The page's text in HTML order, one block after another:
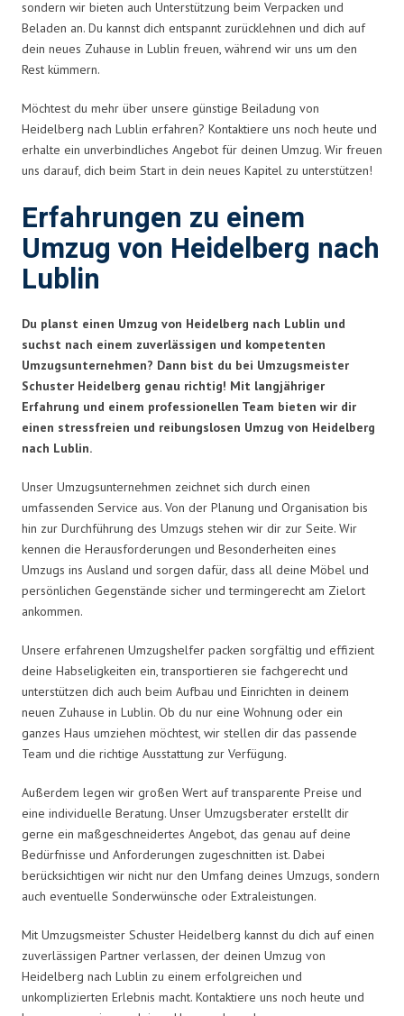
sondern wir bieten auch Unterstützung beim Verpacken und
Beladen an. Du kannst dich entspannt zurücklehnen und dich auf
dein neues Zuhause in Lublin freuen, während wir uns um den
Rest kümmern.
Möchtest du mehr über unsere günstige Beiladung von
Heidelberg nach Lublin erfahren? Kontaktiere uns noch heute und
erhalte ein unverbindliches Angebot für deinen Umzug. Wir freuen
uns darauf, dich beim Start in dein neues Kapitel zu unterstützen!
Erfahrungen zu einem
Umzug von Heidelberg nach
Lublin
Du planst einen Umzug von Heidelberg nach Lublin und
suchst nach einem zuverlässigen und kompetenten
Umzugsunternehmen? Dann bist du bei Umzugsmeister
Schuster Heidelberg genau richtig! Mit langjähriger
Erfahrung und einem professionellen Team bieten wir dir
einen stressfreien und reibungslosen Umzug von Heidelberg
nach Lublin.
Unser Umzugsunternehmen zeichnet sich durch einen
umfassenden Service aus. Von der Planung und Organisation bis
hin zur Durchführung des Umzugs stehen wir dir zur Seite. Wir
kennen die Herausforderungen und Besonderheiten eines
Umzugs ins Ausland und sorgen dafür, dass all deine Möbel und
persönlichen Gegenstände sicher und termingerecht am Zielort
ankommen.
Unsere erfahrenen Umzugshelfer packen sorgfältig und effizient
deine Habseligkeiten ein, transportieren sie fachgerecht und
unterstützen dich auch beim Aufbau und Einrichten in deinem
neuen Zuhause in Lublin. Ob du nur eine Wohnung oder ein
ganzes Haus umziehen möchtest, wir stellen dir das passende
Team und die richtige Ausstattung zur Verfügung.
Außerdem legen wir großen Wert auf transparente Preise und
eine individuelle Beratung. Unser Umzugsberater erstellt dir
gerne ein maßgeschneidertes Angebot, das genau auf deine
Bedürfnisse und Anforderungen zugeschnitten ist. Dabei
berücksichtigen wir nicht nur den Umfang deines Umzugs, sondern
auch eventuelle Sonderwünsche oder Extraleistungen.
Mit Umzugsmeister Schuster Heidelberg kannst du dich auf einen
zuverlässigen Partner verlassen, der deinen Umzug von
Heidelberg nach Lublin zu einem erfolgreichen und
unkomplizierten Erlebnis macht. Kontaktiere uns noch heute und